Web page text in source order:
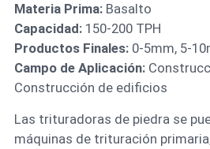
Materia Prima:Basalto
Capacidad: 150-200 TPH
Productos Finales: 0-5mm, 5-
Campo de Aplicación:
Construcción de edificios
Las trituradoras de piedra se
máquinas de trituración